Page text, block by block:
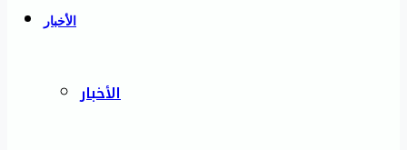
الأخبار
الأخبار